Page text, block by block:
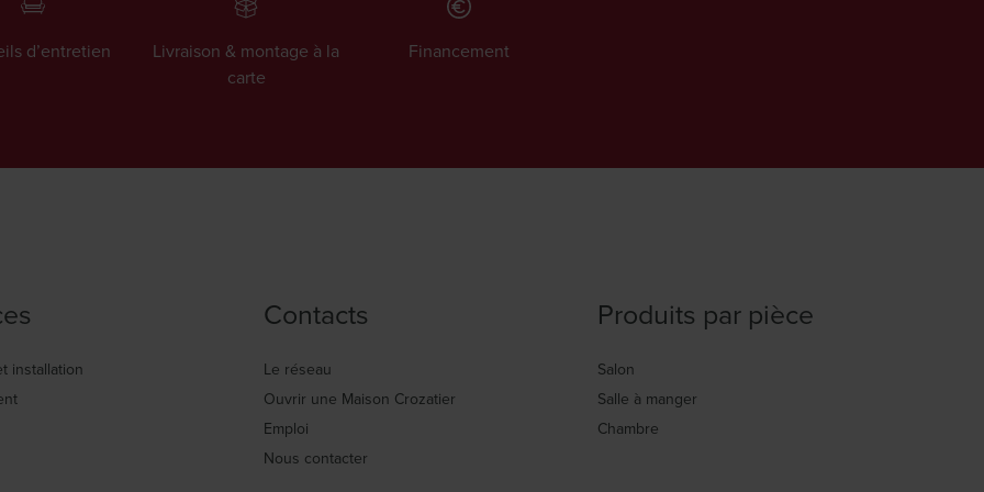
d’entretien
Livraison & montage à la
carte
Financement
installation
Contacts
Le réseau
Ouvrir une Maison Crozatier
Emploi
Nous contacter
Produits par pièce
Salon
Salle à manger
Chambre